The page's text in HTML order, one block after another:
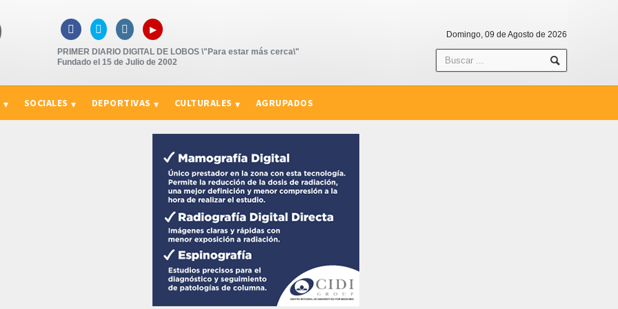
   ▸
PRIMER DIARIO DIGITAL DE LOBOS \"Para estar más cerca\"
Fundado el 15 de Julio de 2002
Domingo, 09 de Agosto de 2026
SOCIALES DEPORTIVAS CULTURALES AGRUPADOS